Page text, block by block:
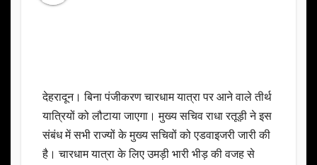
देहरादून। बिना पंजीकरण चारधाम यात्रा पर आने वाले तीर्थ
यात्रियों को लौटाया जाएगा। मुख्य सचिव राधा रतूड़ी ने इस
संबंध में सभी राज्यों के मुख्य सचिवों को एडवाइजरी जारी की
है। चारधाम यात्रा के लिए उमड़ी भारी भीड़ की वजह से